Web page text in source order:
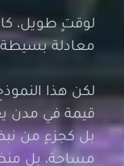
لوقتٍ طويل،
معادلة بسيطة:
لكن هذا
قيمة في مدن
بل كجزءٍ من
مساحة، بل